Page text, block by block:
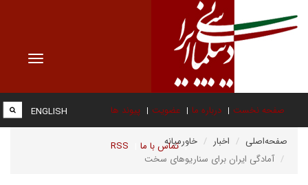
Toggle
صفحه نخست درباره ما عضویت پیوند ها
تماس با ما RSS
ENGLISH
صفحه‌اصلی اخبار
خاورمیانه
آمادگی ایران برای سناریوهای سخت